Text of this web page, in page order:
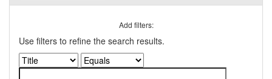
Add filters:
Use filters to refine the search results.